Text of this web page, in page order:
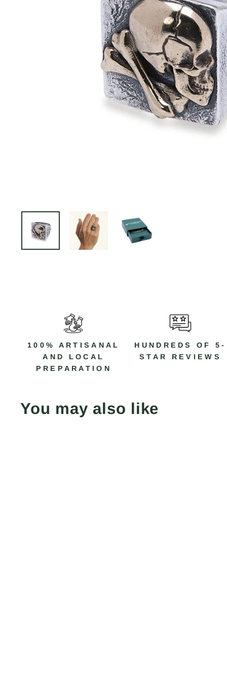
100% ARTISANAL
AND LOCAL
PREPARATION
HUNDREDS OF 5-
STAR REVIEWS
You may also like